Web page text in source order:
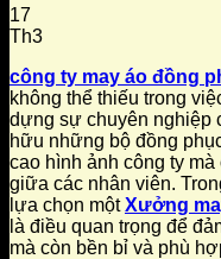
17
Th3
công ty may áo đồng
không thể thiếu trong
dựng sự chuyên nghiệp
hữu những bộ đồng
cao hình ảnh công ty
giữa các nhân viên.
lựa chọn mộtXưởng
là điều quan trọng để
mà còn bền bỉ và phù